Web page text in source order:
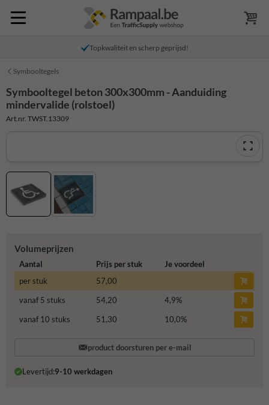
Topkwaliteit en scherp geprijsd!
Symbooltegels
Symbooltegel beton 300x300mm - Aanduiding
mindervalide (rolstoel)
Art.nr. TWST.13309
Volumeprijzen
Aantal Prijs per stuk
Je voordeel
per stuk
57,00
vanaf 5 stuks
54,20 4,9%
vanaf 10 stuks
51,30 10,0%
product doorsturen per e-mail
Levertijd:9-10 werkdagen